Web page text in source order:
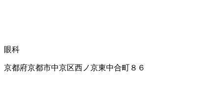
眼科
京都府京都市中京区西ノ京東中合町８６